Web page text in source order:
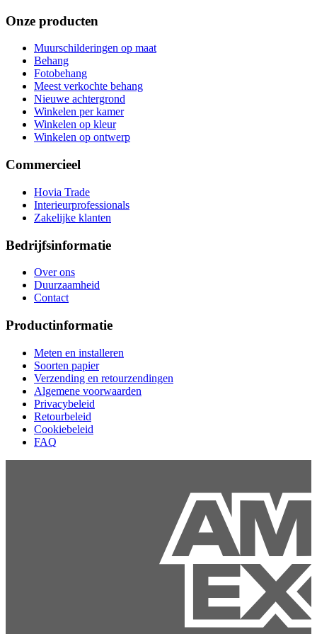
Onze producten
Muurschilderingen op maat
Behang
Fotobehang
Meest verkochte behang
Nieuwe achtergrond
Winkelen per kamer
Winkelen op kleur
Winkelen op ontwerp
Commercieel
Hovia Trade
Interieurprofessionals
Zakelijke klanten
Bedrijfsinformatie
Over ons
Duurzaamheid
Contact
Productinformatie
Meten en installeren
Soorten papier
Verzending en retourzendingen
Algemene voorwaarden
Privacybeleid
Retourbeleid
Cookiebeleid
FAQ